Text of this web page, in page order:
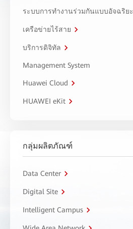
ระบบการทำงานร่วมกันแบบอัจฉริยะ
เครือข่ายไร้สาย
บริการดิจิทัล
Management System
Huawei Cloud
HUAWEI eKit
กลุ่มผลิตภัณฑ์
Data Center
Digital Site
Intelligent Campus